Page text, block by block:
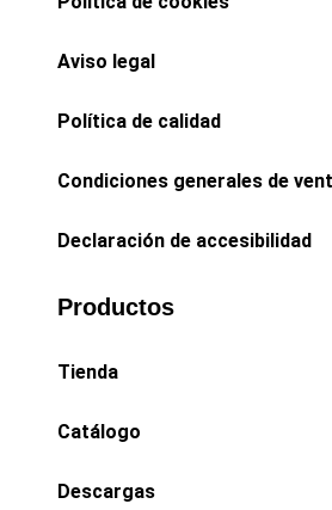
Aviso legal
Política de calidad
Condiciones generales de
Declaración de accesibilidad
Productos
Tienda
Catálogo
Descargas